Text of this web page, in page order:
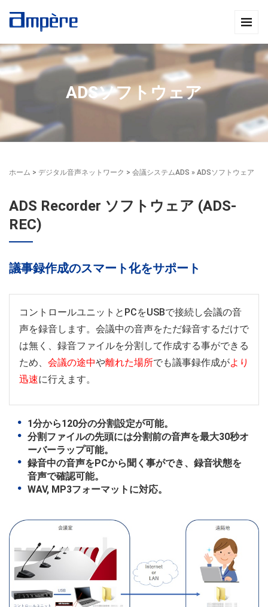
ADSソフトウェア
ホーム > デジタル音声ネットワーク > 会議システムADS » ADSソフトウェア
ADS Recorder ソフトウェア (ADS-
REC)
議事録作成のスマート化をサポート
コントロールユニットとPCをUSBで接続し会議の音
声を録音します。会議中の音声をただ録音するだけで
は無く、録音ファイルを分割して作成する事ができる
ため、 会議の途中や離れた場所でも議事録作成がより
迅速に行えます。
1分から120分の分割設定が可能。
分割ファイルの先頭には分割前の音声を最大30秒オ
ーバーラップ可能。
録音中の音声をPCから聞く事ができ、録音状態を
音声で確認可能。
WAV, MP3フォーマットに対応。